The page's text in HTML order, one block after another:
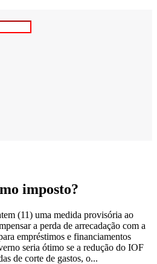
imposto?
(11) uma medida provisória ao
a perda de arrecadação com a
empréstimos e financiamentos
seria ótimo se a redução do IOF
de corte de gastos, o...